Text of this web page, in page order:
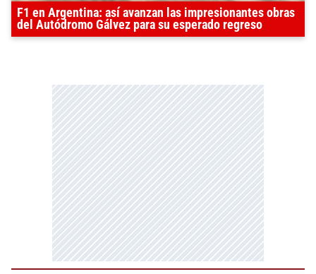
F1 en Argentina: así avanzan las impresionantes obras
del Autódromo Gálvez para su esperado regreso